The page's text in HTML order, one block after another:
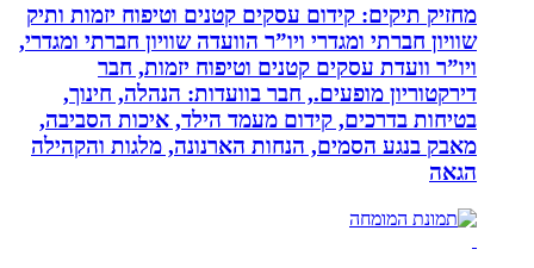
מחזיק תיקים: קידום עסקים קטנים וטיפוח יזמות ותיק
שוויון חברתי ומגדרי ויו”ר הוועדה שוויון חברתי ומגדרי,
ויו”ר וועדת עסקים קטנים וטיפוח יזמות, חבר
דירקטוריון מופעים., חבר בוועדות: הנהלה, חינוך,
בטיחות בדרכים, קידום מעמד הילד, איכות הסביבה,
מאבק בנגע הסמים, הנחות הארנונה, מלגות והקהילה
הגאה